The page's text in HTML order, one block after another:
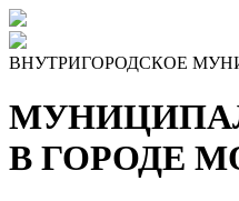
ВНУТРИГОРОДСКОЕ
В ГОРОДЕ